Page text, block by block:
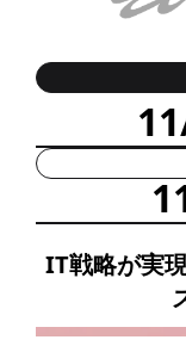
IT戦略が実